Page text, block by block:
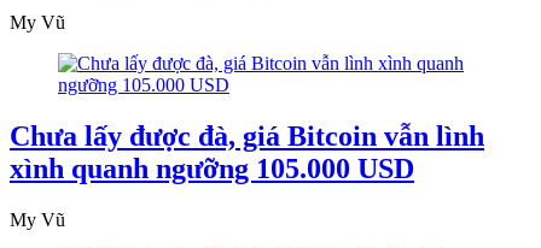
My Vũ
Chưa lấy được đà, giá Bitcoin vẫn lình
xình quanh ngưỡng 105.000 USD
My Vũ